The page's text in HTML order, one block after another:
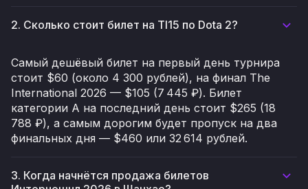
2. Сколько стоит билет на TI15 по Dota 2?
Самый дешёвый билет на первый день турнира
стоит $60 (около 4 300 рублей), на финал The
International 2026 — $105 (7 445 ₽). Билет
категории A на последний день стоит $265 (18
788 ₽), а самым дорогим будет пропуск на два
финальных дня — $460 или 32 614 рублей.
3. Когда начнётся продажа билетов